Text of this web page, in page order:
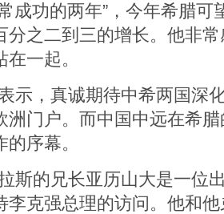
成功的两年”，今年希腊可
分之二到三的增长。他非
一起。
示，真诚期待中希两国深
洲门户。而中国中远在希
序幕。
斯的兄长亚历山大是一位
李克强总理的访问。他和